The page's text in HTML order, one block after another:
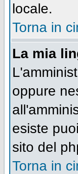
locale.
Torna in
La mia
oppure
esiste
sito del
Torna in